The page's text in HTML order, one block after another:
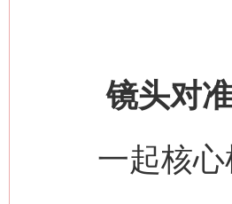
镜头对准
一起核心